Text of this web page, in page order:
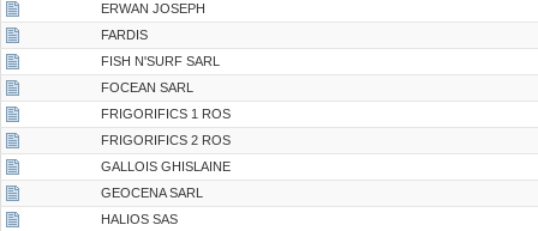
ERWAN JOSEPH
FARDIS
FISH N'SURF SARL
FOCEAN SARL
FRIGORIFICS 1 ROS
FRIGORIFICS 2 ROS
GALLOIS GHISLAINE
GEOCENA SARL
HALIOS SAS